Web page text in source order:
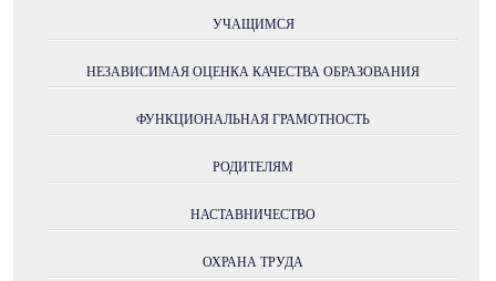
УЧАЩИМСЯ
НЕЗАВИСИМАЯ ОЦЕНКА КАЧЕСТВА ОБРАЗОВАНИЯ
ФУНКЦИОНАЛЬНАЯ ГРАМОТНОСТЬ
РОДИТЕЛЯМ
НАСТАВНИЧЕСТВО
ОХРАНА ТРУДА